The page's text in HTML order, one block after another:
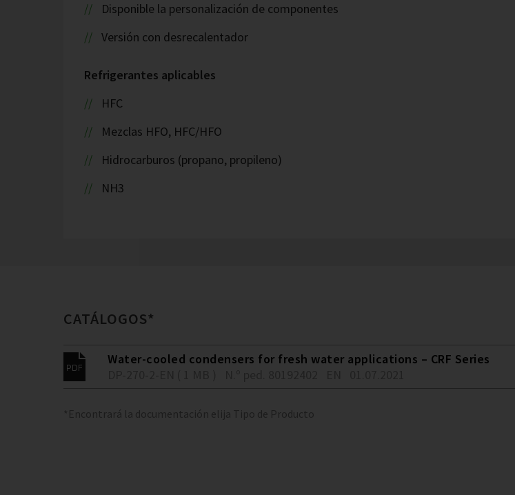
Disponible la personalización de componentes
Versión con desrecalentador
Refrigerantes aplicables
HFC
Mezclas HFO, HFC/HFO
Hidrocarburos (propano, propileno)
NH3
CATÁLOGOS*
Water-cooled condensers for fresh water applications – CRF Series
*Encontrará la documentación elija Tipo de Producto